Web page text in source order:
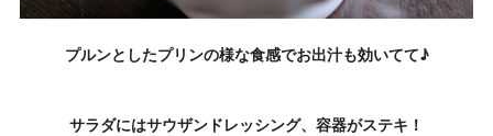
プルンとしたプリンの様な食感でお出汁も効いてて♪
サラダにはサウザンドレッシング、容器がステキ！